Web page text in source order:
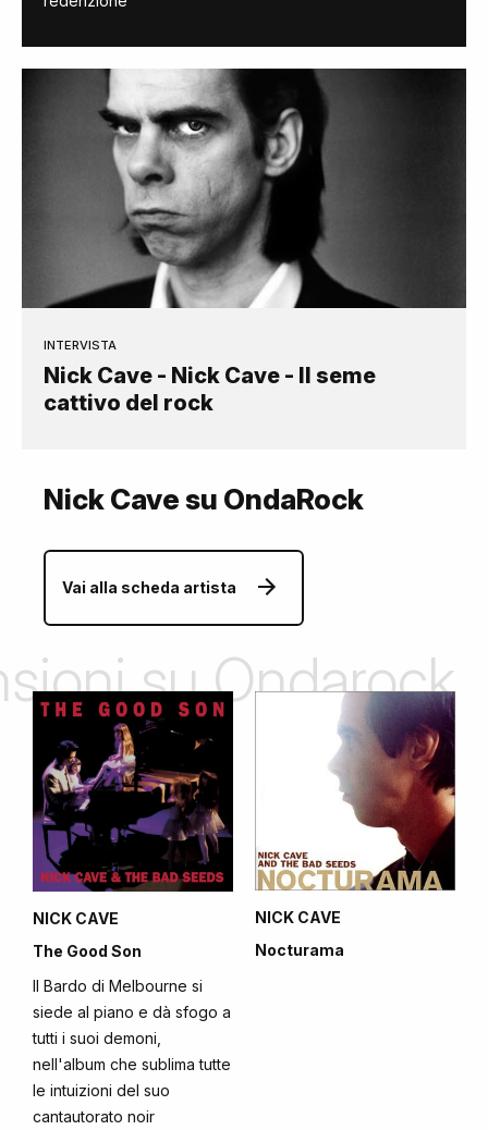
INTERVISTA
Nick Cave - Nick Cave - Il seme
cattivo del rock
Nick Cave su OndaRock
Vai alla scheda artista
su Ondarock
NICK CAVE
The Good Son
Il Bardo di Melbourne si
siede al piano e dà sfogo a
tutti i suoi demoni,
nell'album che sublima tutte
le intuizioni del suo
cantautorato noir
NICK CAVE
Nocturama